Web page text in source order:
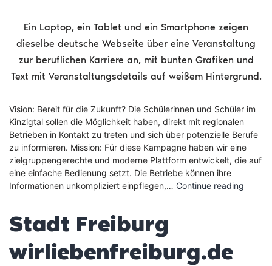
Ein Laptop, ein Tablet und ein Smartphone zeigen
dieselbe deutsche Webseite über eine Veranstaltung
zur beruflichen Karriere an, mit bunten Grafiken und
Text mit Veranstaltungsdetails auf weißem Hintergrund.
Vision: Bereit für die Zukunft? Die Schülerinnen und Schüler im
Kinzigtal sollen die Möglichkeit haben, direkt mit regionalen
Betrieben in Kontakt zu treten und sich über potenzielle Berufe
zu informieren. Mission: Für diese Kampagne haben wir eine
zielgruppengerechte und moderne Plattform entwickelt, die auf
eine einfache Bedienung setzt. Die Betriebe können ihre
Informationen unkompliziert einpflegen,… Continue reading
Stadt Freiburg
wirliebenfreiburg.de